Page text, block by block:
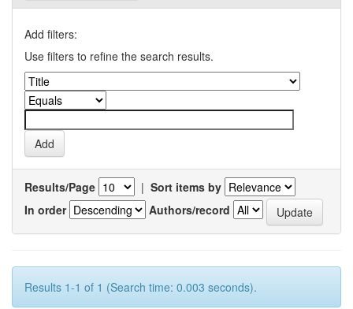
Add filters:
Use filters to refine the search results.
Results/Page | Sort items by
In order
Authors/record
Results 1-1 of 1 (Search time: 0.003 seconds).